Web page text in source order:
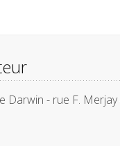
Darwin - rue F.